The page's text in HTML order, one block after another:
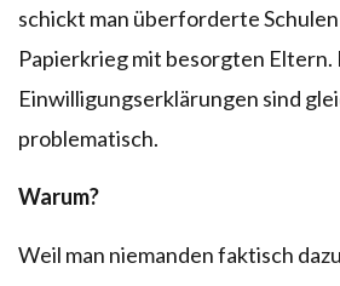
schickt man überforderte
Papierkrieg mit besorgten
Einwilligungserklärungen sind
problematisch.
Warum?
Weil man niemanden faktisch